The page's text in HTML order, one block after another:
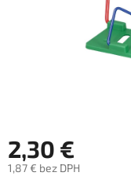
2,30 €
1,87 € bez DPH